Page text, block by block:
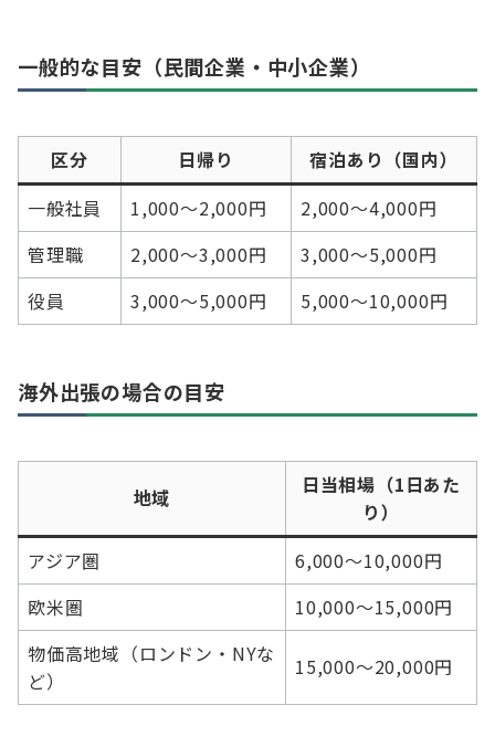
一般的な目安（民間企業・中小企業）
区分 日帰り
宿泊あり（国内）
一般社員
1,000〜2,000円
2,000〜4,000円
管理職
2,000〜3,000円
3,000〜5,000円
役員
3,000〜5,000円 5,000〜10,000円
海外出張の場合の目安
地域
日当相場（1日あた
り）
アジア圏
6,000〜10,000円
欧米圏
10,000〜15,000円
物価高地域（ロンドン・NYな
ど）
15,000〜20,000円